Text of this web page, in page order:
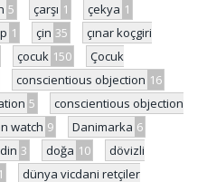
5 çarşı 1 çekya 1
1 çin 35
çınar koçgiri
çocuk 150
Çocuk
conscientious objection 16
5
conscientious objection
watch 9 Danimarka 6
din 3 doğa 10
dövizli
1
dünya vicdani retçiler